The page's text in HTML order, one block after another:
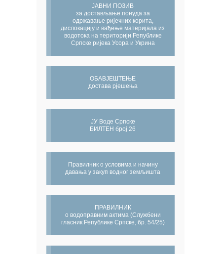
ЈАВНИ ПОЗИВ
за достављање понуда за
одржавање ријечних корита,
дислокацију и вађење материјала из
водотока на територији Републике
Српске ријека Усора и Укрина
ОБАВЈЕШТЕЊЕ
достава рјешења
ЈУ Воде Српске
БИЛТЕН број 26
Правилник о условима и начину
давања у закуп водног земљишта
ПРАВИЛНИК
о водоправним актима (Службени
гласник Републике Српске, бр. 54/25)